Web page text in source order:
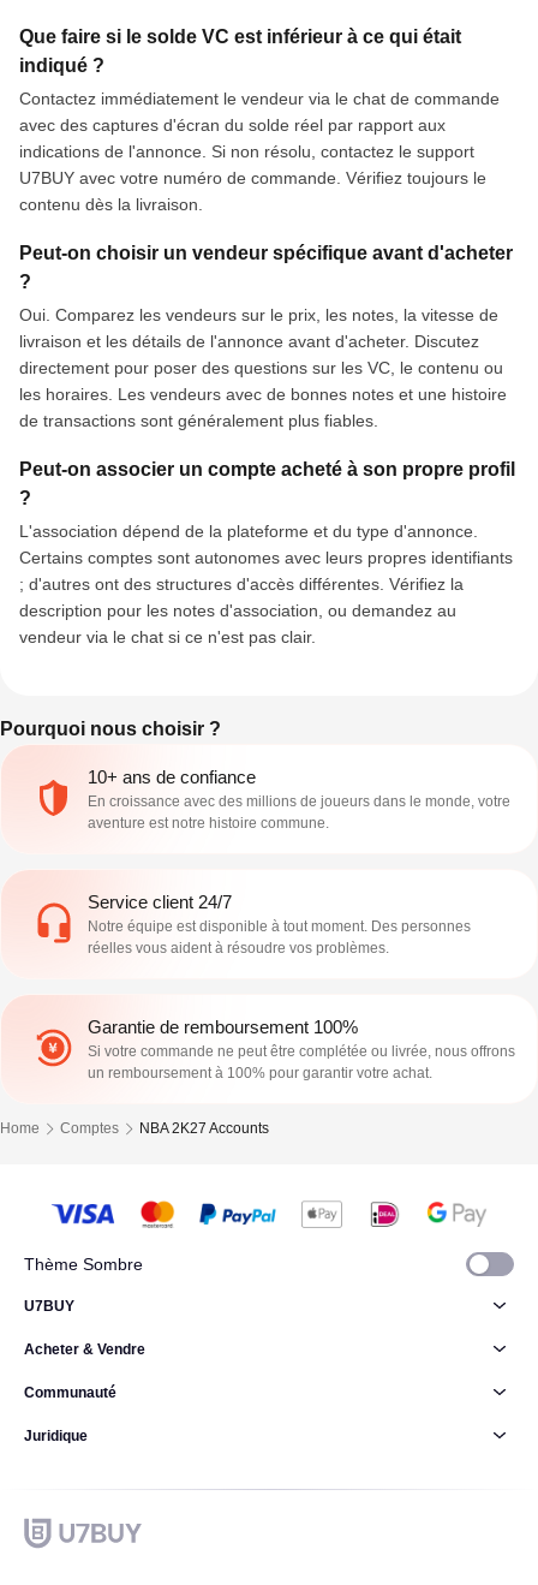
Que faire si le solde VC est inférieur à ce qui était
indiqué ?
Contactez immédiatement le vendeur via le chat de commande
avec des captures d'écran du solde réel par rapport aux
indications de l'annonce. Si non résolu, contactez le support
U7BUY avec votre numéro de commande. Vérifiez toujours le
contenu dès la livraison.
Peut-on choisir un vendeur spécifique avant d'acheter
?
Oui. Comparez les vendeurs sur le prix, les notes, la vitesse de
livraison et les détails de l'annonce avant d'acheter. Discutez
directement pour poser des questions sur les VC, le contenu ou
les horaires. Les vendeurs avec de bonnes notes et une histoire
de transactions sont généralement plus fiables.
Peut-on associer un compte acheté à son propre profil
?
L'association dépend de la plateforme et du type d'annonce.
Certains comptes sont autonomes avec leurs propres identifiants
; d'autres ont des structures d'accès différentes. Vérifiez la
description pour les notes d'association, ou demandez au
vendeur via le chat si ce n'est pas clair.
Pourquoi nous choisir ?
10+ ans de confiance
En croissance avec des millions de joueurs dans le monde, votre
aventure est notre histoire commune.
Service client 24/7
Notre équipe est disponible à tout moment. Des personnes
réelles vous aident à résoudre vos problèmes.
Garantie de remboursement 100%
Si votre commande ne peut être complétée ou livrée, nous offrons
un remboursement à 100% pour garantir votre achat.
Home Comptes NBA 2K27 Accounts
Thème Sombre
U7BUY
Acheter & Vendre
Communauté
Juridique